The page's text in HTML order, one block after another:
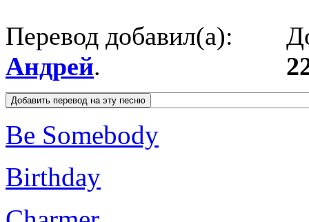
Перевод добавил(а):
Андрей.
Be Somebody
Birthday